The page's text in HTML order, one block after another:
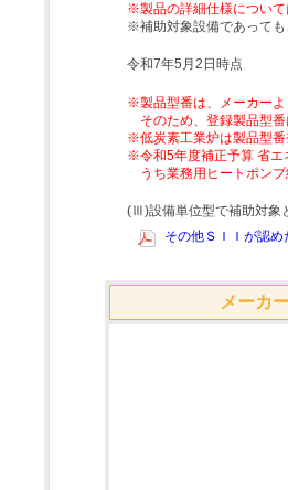
※製品の詳細仕様について
※補助対象設備であっても
令和7年5月2日時点
※製品型番は、メーカー
そのため、登録製品型
※低炭素工業炉は製品型番
※令和5年度補正予算 省エ
うち業務用ヒートポン
(Ⅲ)設備単位型で補助対象
その他ＳＩＩが認
メーカ